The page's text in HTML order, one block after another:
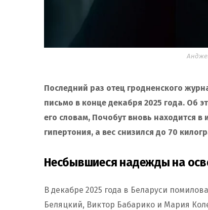
Последний раз отец гродненского
письмо в конце декабря 2025 года. Об
его словам, Почобут вновь находится
гипертония, а вес снизился до 70
Несбывшиеся надежды на
В декабре 2025 года в Беларуси
Беляцкий, Виктор Бабарико и Мария